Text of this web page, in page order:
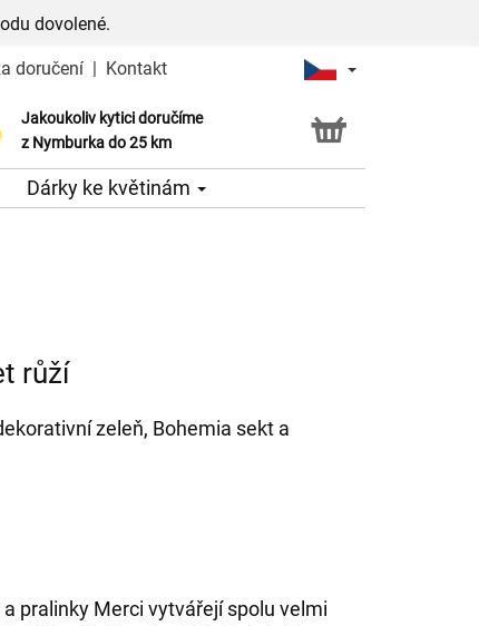
dovolené.
doručení | Kontakt
Jakoukoliv kytici doručíme
z Nymburka do 25 km
Možnost vyzvednout v naší květince
Dárky ke květinám
růží
zeleň, Bohemia sekt a
pralinky Merci vytvářejí spolu velmi